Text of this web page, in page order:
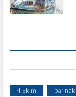
4 Ekim barınak